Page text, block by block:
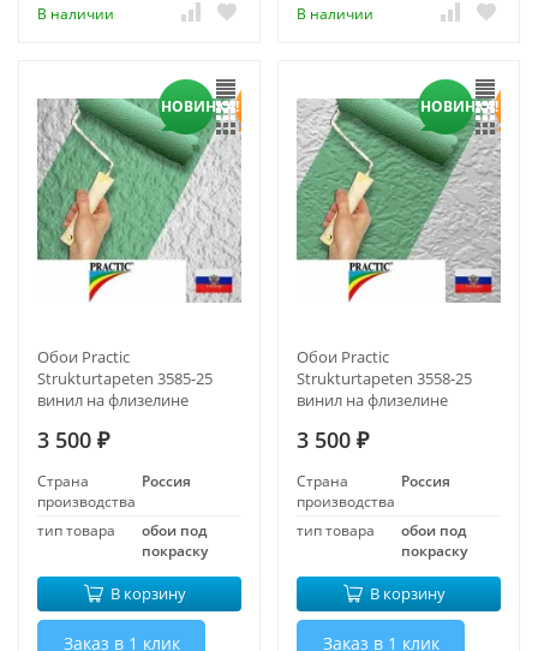
В наличии В наличии
НОВИНКА!
Обои Practic
Strukturtapeten 3585-25
винил на флизелине
3 500 ₽
Страна
производства
Россия
тип товара
обои под
покраску
В корзину
Заказ в 1 клик
НОВИНКА!
Обои Practic
Strukturtapeten 3558-25
винил на флизелине
3 500 ₽
Страна
производства
Россия
тип товара
обои под
покраску
В корзину
Заказ в 1 клик